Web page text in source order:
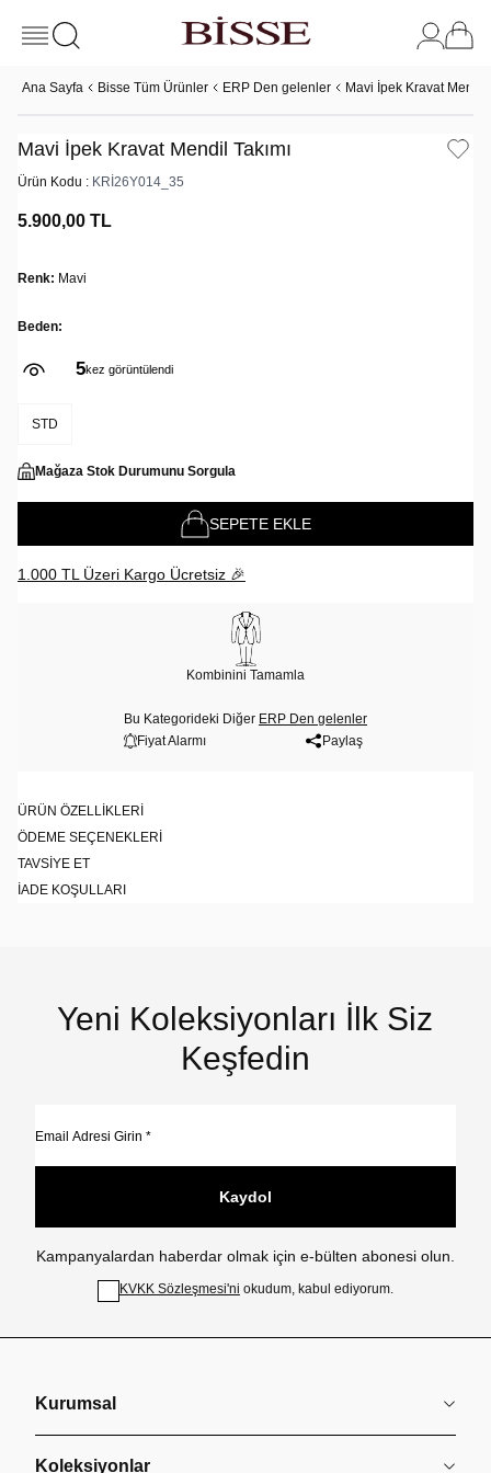
Ana Sayfa Bisse Tüm Ürünler ERP Den gelenler Mavi İpek Kravat Mendil
Mavi İpek Kravat Mendil Takımı
Ürün Kodu : KRİ26Y014_35
5.900,00 TL
Renk: Mavi
Beden:
5kez görüntülendi
STD
Mağaza Stok Durumunu Sorgula
SEPETE EKLE
1.000 TL Üzeri Kargo Ücretsiz 🎉
Kombinini Tamamla
Bu Kategorideki Diğer ERP Den gelenler
Fiyat Alarmı
Paylaş
ÜRÜN ÖZELLIKLERI
ÖDEME SEÇENEKLERI
TAVSIYE ET
İADE KOŞULLARI
Yeni Koleksiyonları İlk Siz
Keşfedin
Kaydol
Kampanyalardan haberdar olmak için e-bülten abonesi olun.
KVKK Sözleşmesi'ni okudum, kabul ediyorum.
Kurumsal
Koleksiyonlar